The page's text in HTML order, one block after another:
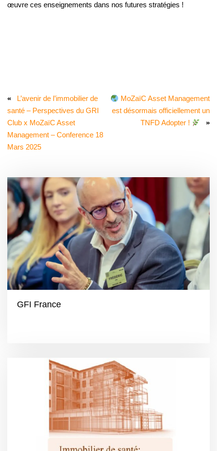
œuvre ces enseignements dans nos futures stratégies !
«
L’avenir de l’immobilier de
santé – Perspectives du GRI
Club x MoZaïC Asset
Management – Conference 18
Mars 2025
MoZaïC Asset Management
est désormais officiellement un
TNFD Adopter !
»
GFI France